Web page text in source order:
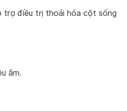
trợ điều trị thoái hóa cột sống
âm.